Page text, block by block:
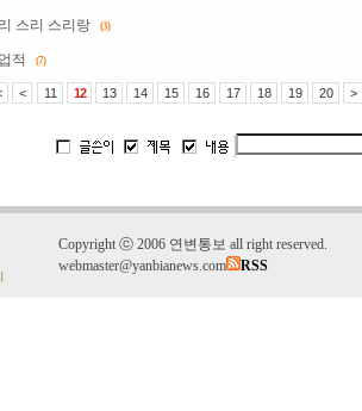
스리 스리랑 (3)
적 (7)
< 11 12 13 14 15 16 17 18 19 20 >
Copyright ⓒ 2006 연변통보 all right reserved.
webmaster@yanbianews.com
RSS